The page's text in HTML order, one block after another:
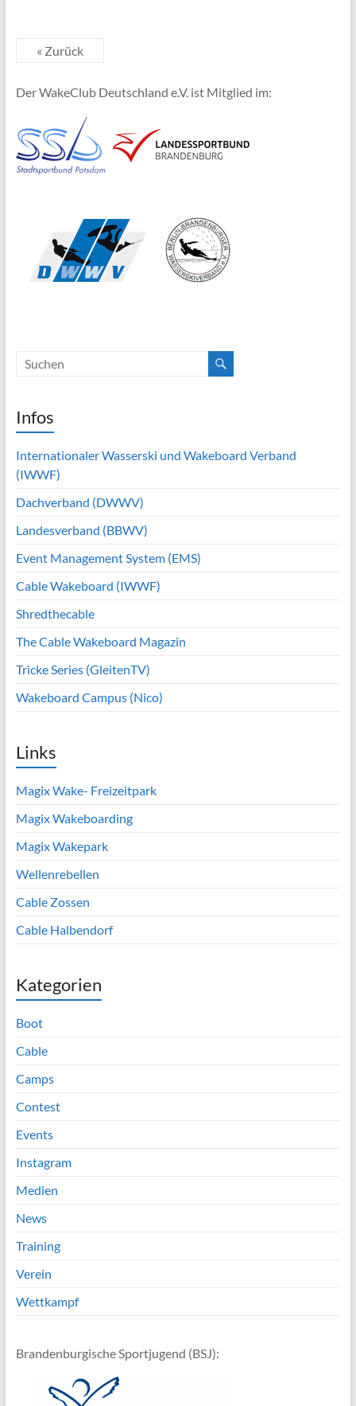
« Zurück
Der WakeClub Deutschland e.V. ist Mitglied im:
Infos
Internationaler Wasserski und Wakeboard Verband
(IWWF)
Dachverband (DWWV)
Landesverband (BBWV)
Event Management System (EMS)
Cable Wakeboard (IWWF)
Shredthecable
The Cable Wakeboard Magazin
Tricke Series (GleitenTV)
Wakeboard Campus (Nico)
Links
Magix Wake- Freizeitpark
Magix Wakeboarding
Magix Wakepark
Wellenrebellen
Cable Zossen
Cable Halbendorf
Kategorien
Boot
Cable
Camps
Contest
Events
Instagram
Medien
News
Training
Verein
Wettkampf
Brandenburgische Sportjugend (BSJ):